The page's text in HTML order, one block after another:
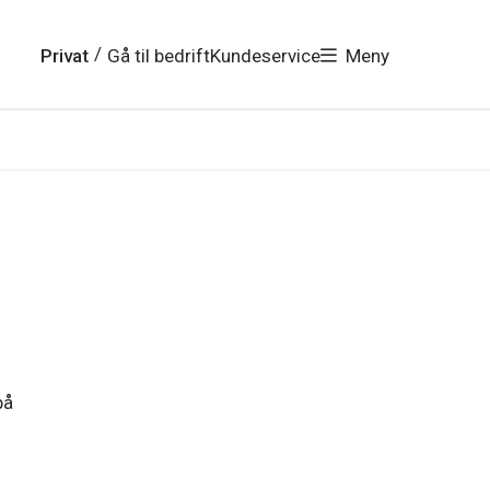
Privat / Gå til bedriftKundeservice Meny